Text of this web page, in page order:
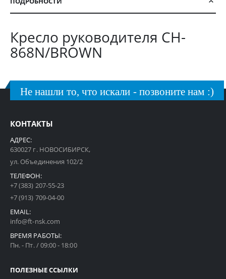
Кресло руководителя CH-
868N/BROWN
Не нашли то, что искали - позвоните нам :)
КОНТАКТЫ
АДРЕС:
630027 г. НОВОСИБИРСК,
ул. Объединения 102/2
ТЕЛЕФОН:
+7 (383) 207-55-23
+7 (913) 709-04-00
EMAIL:
info@ft-nsk.com
ВРЕМЯ РАБОТЫ:
Пн. - Пт. / 09:00 - 18:00
ПОЛЕЗНЫЕ ССЫЛКИ